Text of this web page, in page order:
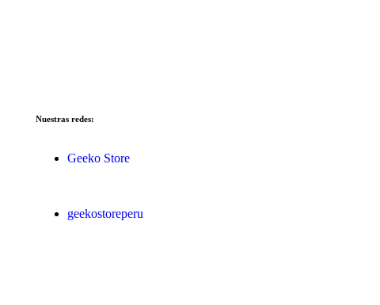
Nuestras redes:
Geeko Store
geekostoreperu